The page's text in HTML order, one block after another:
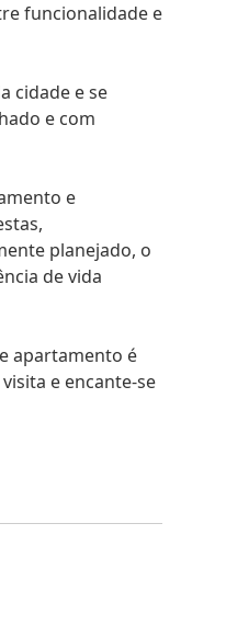
funcionalidade e
cidade e se
e com
e
planejado, o
de vida
apartamento é
e encante-se